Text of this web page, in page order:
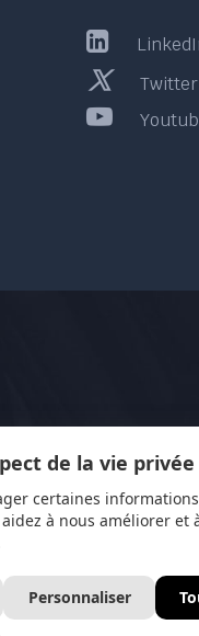
Twitter
de la vie privée
certaines
à nous améliorer et
Personnaliser